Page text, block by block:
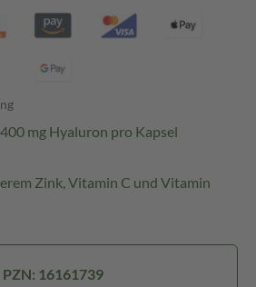
mg Hyaluron pro Kapsel
Zink, Vitamin C und Vitamin
PZN: 16161739